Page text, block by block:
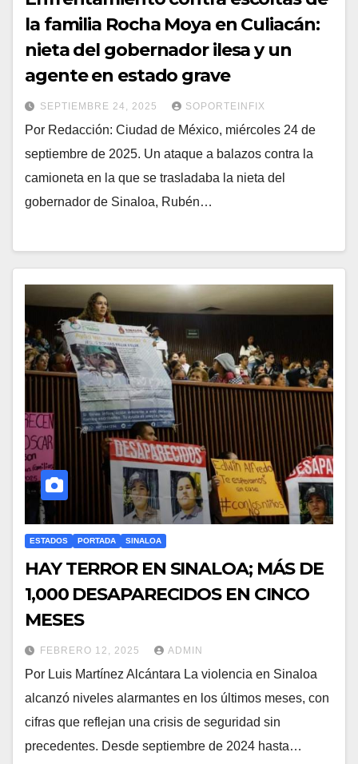
la familia Rocha Moya en Culiacán:
nieta del gobernador ilesa y un
agente en estado grave
SEPTIEMBRE 24, 2025 SOPORTEINFIX
Por Redacción: Ciudad de México, miércoles 24 de
septiembre de 2025. Un ataque a balazos contra la
camioneta en la que se trasladaba la nieta del
gobernador de Sinaloa, Rubén…
ESTADOS PORTADA SINALOA
HAY TERROR EN SINALOA; MÁS DE
1,000 DESAPARECIDOS EN CINCO
MESES
FEBRERO 12, 2025 ADMIN
Por Luis Martínez Alcántara La violencia en Sinaloa
alcanzó niveles alarmantes en los últimos meses, con
cifras que reflejan una crisis de seguridad sin
precedentes. Desde septiembre de 2024 hasta…